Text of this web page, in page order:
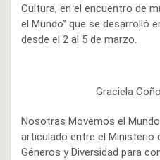
Cultura, en el encuentro de
el Mundo” que se desarrolló
desde el 2 al 5 de marzo.
Graciela
Nosotras Movemos el
articulado entre el Ministerio
Géneros y Diversidad para